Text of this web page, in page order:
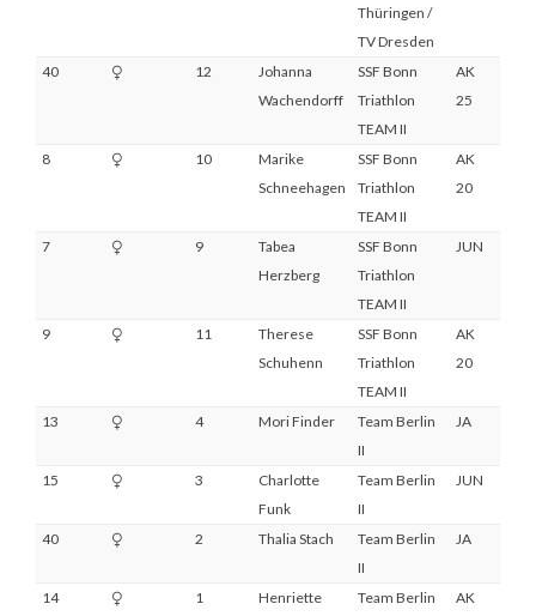
Thüringen /
TV Dresden
40 12
Johanna
Wachendorff
SSF Bonn
Triathlon
TEAM II
AK
25
8 10
Marike
Schneehagen
SSF Bonn
Triathlon
TEAM II
AK
20
7 9
Tabea
Herzberg
SSF Bonn
Triathlon
TEAM II
JUN
9 11
Therese
Schuhenn
SSF Bonn
Triathlon
TEAM II
AK
20
13 4 Mori Finder
Team Berlin
II
JA
15 3
Charlotte
Funk
Team Berlin
II
JUN
40 2 Thalia Stach
Team Berlin
II
JA
14 1
Henriette
Team Berlin
AK